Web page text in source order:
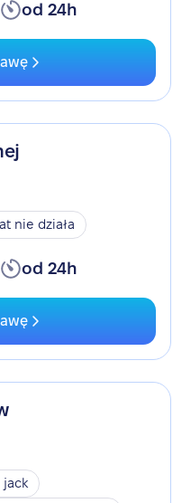
od 24h
nie działa
od 24h
jack